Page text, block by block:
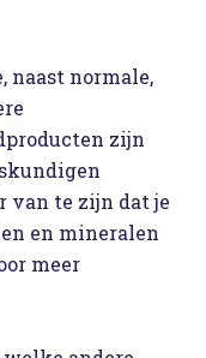
naast normale,
zijn
van te zijn dat je
en mineralen
meer